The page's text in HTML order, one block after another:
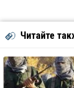
Читайте